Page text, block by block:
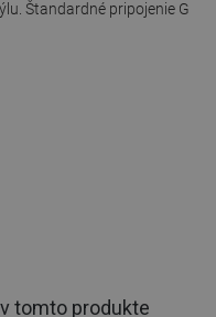
Štandardné pripojenie G
tomto produkte